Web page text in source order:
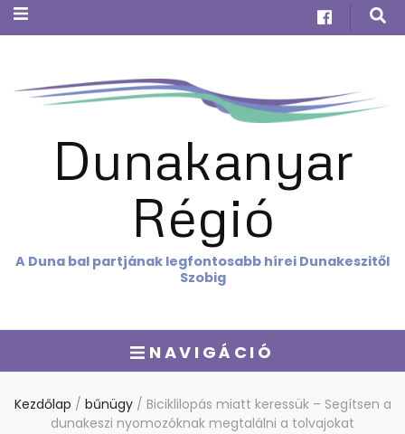
Dunakanyar
Régió
A Duna bal partjának legfontosabb hírei Dunakeszitől
Szobig
NAVIGÁCIÓ
Kezdőlap / bűnügy / Biciklilopás miatt keressük – Segítsen a
dunakeszi nyomozóknak megtalálni a tolvajokat